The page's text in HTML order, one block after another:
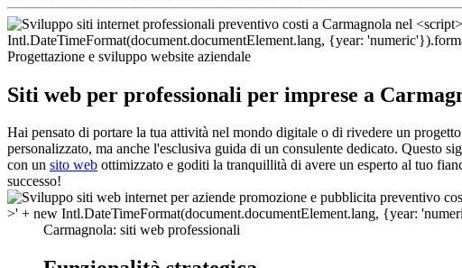
Progettazione e sviluppo website aziendale
Siti web per professionali per imprese a
Hai pensato di portare la tua attività nel mondo digitale o di rivedere un
personalizzato, ma anche l'esclusiva guida di un consulente dedicato. Questo
con un sito web ottimizzato e goditi la tranquillità di avere un esperto al tuo
successo!
Carmagnola: siti web professionali